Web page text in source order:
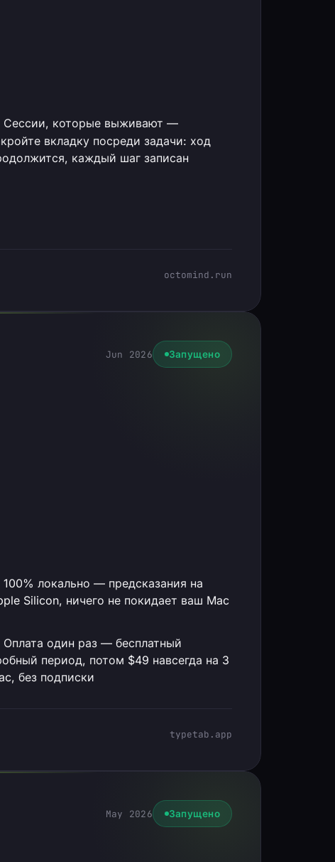
Сессии, которые выживают —
вкладку посреди задачи: ход
каждый шаг записан
octomind.run
Jun 2026 Запущено
100% локально — предсказания на
Silicon, ничего не покидает ваш Mac
Оплата один раз — бесплатный
период, потом $49 навсегда на 3
без подписки
typetab.app
May 2026 Запущено